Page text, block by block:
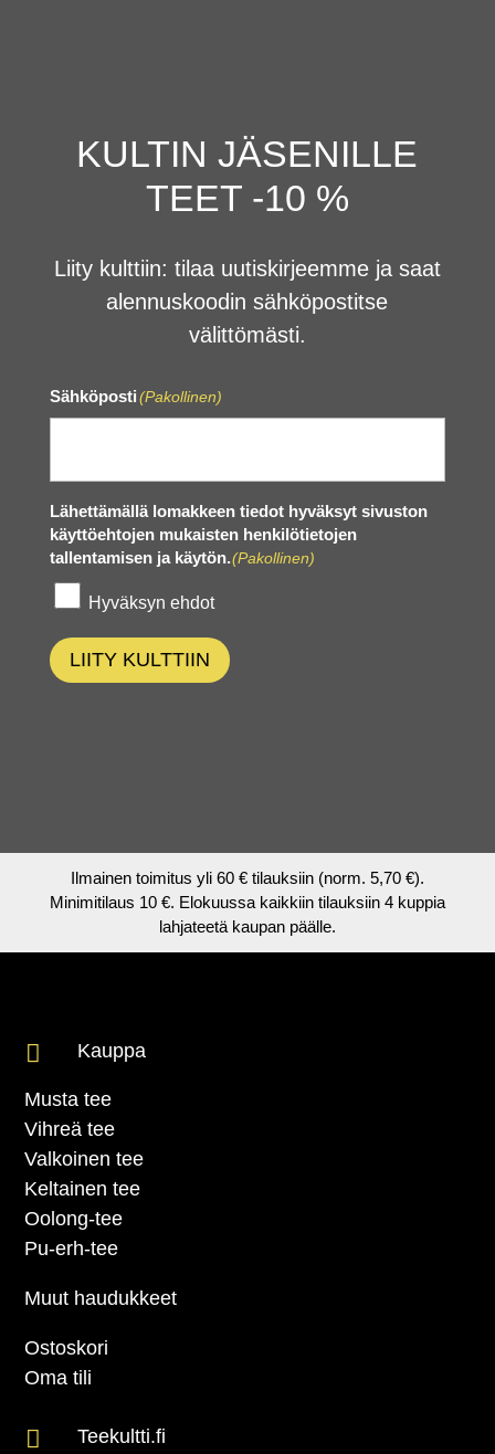
KULTIN JÄSENILLE
TEET -10 %
Liity kulttiin: tilaa uutiskirjeemme ja saat
alennuskoodin sähköpostitse
välittömästi.
Sähköposti(Pakollinen)
Lähettämällä lomakkeen tiedot hyväksyt sivuston
käyttöehtojen mukaisten henkilötietojen
tallentamisen ja käytön.(Pakollinen)
Hyväksyn ehdot
LIITY KULTTIIN
Ilmainen toimitus yli 60 € tilauksiin (norm. 5,70 €).
Minimitilaus 10 €. Elokuussa kaikkiin tilauksiin 4 kuppia
lahjateetä kaupan päälle.
 Kauppa
Musta tee
Vihreä tee
Valkoinen tee
Keltainen tee
Oolong-tee
Pu-erh-tee
Muut haudukkeet
Ostoskori
Oma tili
 Teekultti.fi